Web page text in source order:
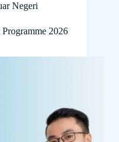
Negeri
2026